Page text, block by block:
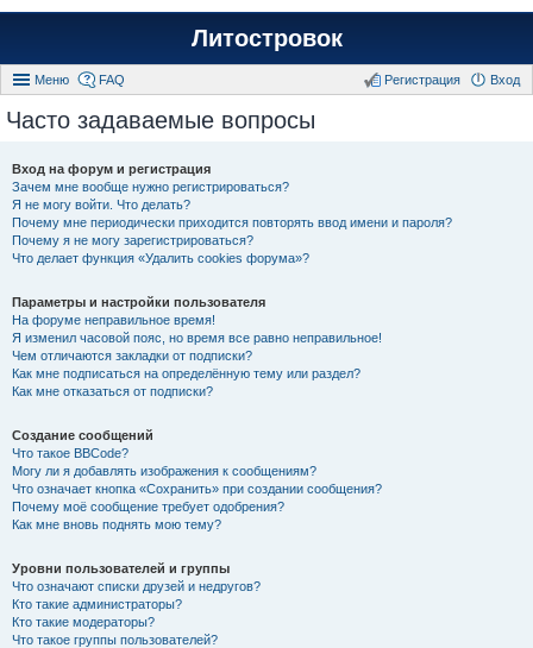
Литостровок
Меню FAQ Вход
Регистрация
Часто задаваемые вопросы
Вход на форум и регистрация
Зачем мне вообще нужно регистрироваться?
Я не могу войти. Что делать?
Почему мне периодически приходится повторять ввод имени и пароля?
Почему я не могу зарегистрироваться?
Что делает функция «Удалить cookies форума»?
Параметры и настройки пользователя
На форуме неправильное время!
Я изменил часовой пояс, но время все равно неправильное!
Чем отличаются закладки от подписки?
Как мне подписаться на определённую тему или раздел?
Как мне отказаться от подписки?
Создание сообщений
Что такое BBCode?
Могу ли я добавлять изображения к сообщениям?
Что означает кнопка «Сохранить» при создании сообщения?
Почему моё сообщение требует одобрения?
Как мне вновь поднять мою тему?
Уровни пользователей и группы
Что означают списки друзей и недругов?
Кто такие администраторы?
Кто такие модераторы?
Что такое группы пользователей?